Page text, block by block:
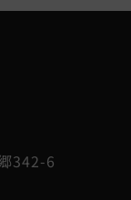
計資料作成
必要がある場
342-6